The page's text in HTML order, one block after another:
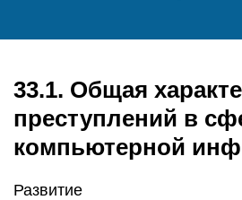
33.1. Общая
преступлений в
компьютерной
Развитие